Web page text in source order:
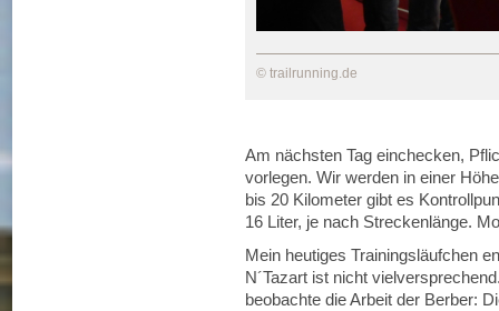
© trailrunning.de
Am nächsten Tag einchecken,
vorlegen. Wir werden in einer
bis 20 Kilometer gibt es
16 Liter, je nach Streckenlänge.
Mein heutiges Trainingsläufchen
N´Tazart ist nicht
beobachte die Arbeit der Berber: